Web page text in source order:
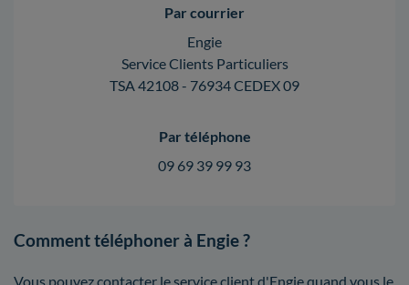
Par courrier
Engie
Service Clients Particuliers
TSA 42108 - 76934 CEDEX 09
Par téléphone
09 69 39 99 93
Comment téléphoner à Engie ?
Vous pouvez contacter le service client d'Engie quand vous le